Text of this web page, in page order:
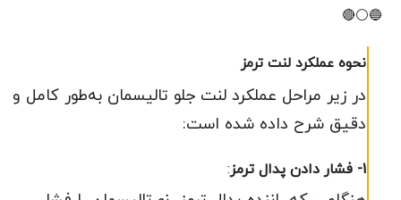
🔵⚪🔴
نحوه عملکرد لنت ترمز
در زیر مراحل عملکرد لنت جلو تالیسمان به‌طور کامل و
دقیق شرح داده شده است:
1- فشار دادن پدال ترمز :